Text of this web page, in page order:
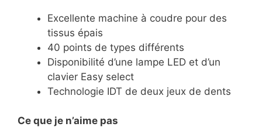
Excellente machine à coudre pour des
tissus épais
40 points de types différents
Disponibilité d’une lampe LED et d’un
clavier Easy select
Technologie IDT de deux jeux de dents
Ce que je n’aime pas